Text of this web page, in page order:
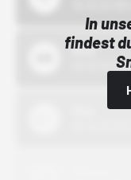
In
findest
Bstn
01.10.22